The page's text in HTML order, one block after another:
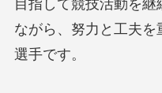
目指して競技活動を
ながら、努力と工夫
選手です。